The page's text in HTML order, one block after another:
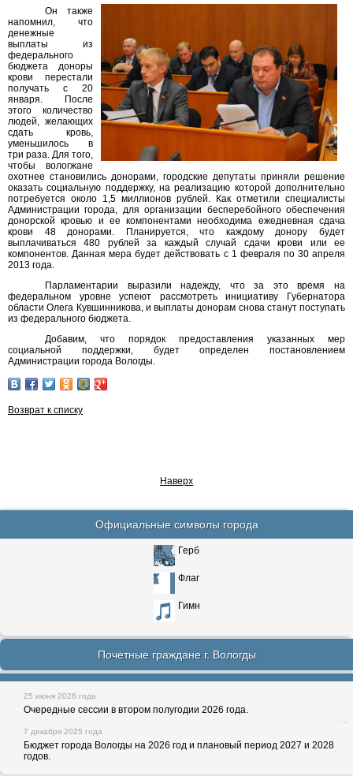
Он также
напомнил, что
денежные
выплаты из
федерального
бюджета доноры
крови перестали
получать с 20
января. После
этого количество
людей, желающих
сдать кровь,
уменьшилось в
три раза. Для того,
чтобы вологжане
охотнее становились донорами, городские депутаты приняли решение
оказать социальную поддержку, на реализацию которой дополнительно
потребуется около 1,5 миллионов рублей. Как отметили специалисты
Администрации города, для организации бесперебойного обеспечения
донорской кровью и ее компонентами необходима ежедневная сдача
крови 48 донорами. Планируется, что каждому донору будет
выплачиваться 480 рублей за каждый случай сдачи крови или ее
компонентов. Данная мера будет действовать с 1 февраля по 30 апреля
2013 года.
Парламентарии выразили надежду, что за это время на
федеральном уровне успеют рассмотреть инициативу Губернатора
области Олега Кувшинникова, и выплаты донорам снова станут поступать
из федерального бюджета.
Добавим, что порядок предоставления указанных мер
социальной поддержки, будет определен постановлением
Администрации города Вологды.
Возврат к списку
Наверх
Официальные символы города
Герб
Флаг
Гимн
Почетные граждане г. Вологды
25 июня 2026 года
Очередные сессии в втором полугодии 2026 года.
7 декабря 2025 года
Бюджет города Вологды на 2026 год и плановый период 2027 и 2028
годов.